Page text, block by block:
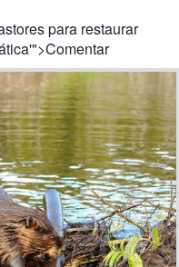
para restaurar